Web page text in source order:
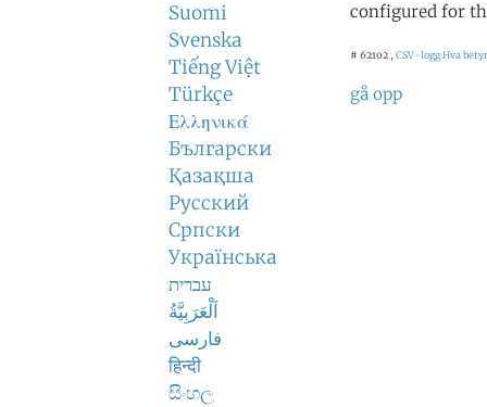
Suomi
Svenska
Tiếng Việt
Türkçe
Ελληνικά
Български
Қазақша
Русский
Српски
Українська
עברית
اَلْعَرَبِيَّةُ
فارسی
हिन्दी
සිංහල
configured for
# 62102 , CSV-loggHva
gå opp